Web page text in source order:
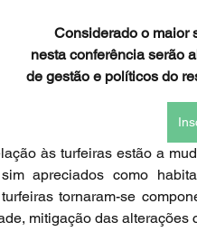
Considerado o maior
nesta conferência serão
de gestão e políticos do
às turfeiras estão a
apreciados como
tornaram-se
mitigação das alterações